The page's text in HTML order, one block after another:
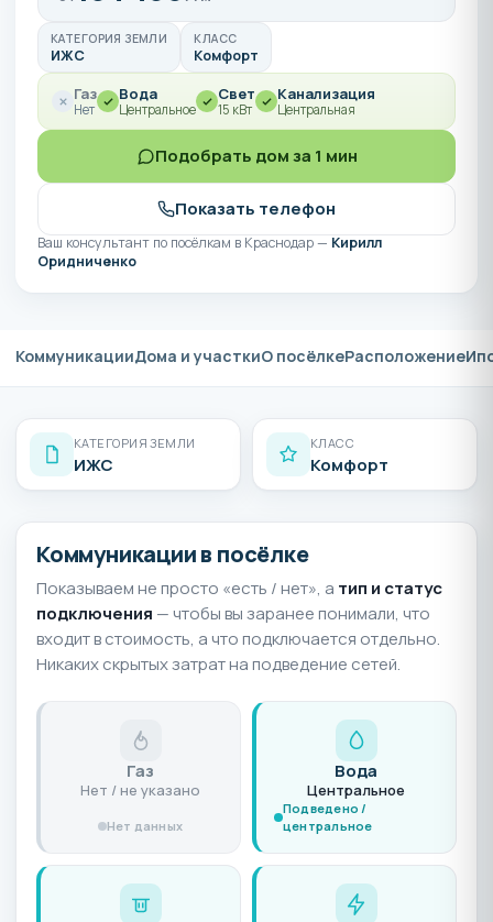
КАТЕГОРИЯ ЗЕМЛИ
ИЖС
КЛАСС
Комфорт
Газ
Нет
Вода
Центральное
Свет
15 кВт
Канализация
Центральная
Подобрать дом за 1 мин
Показать телефон
Ваш консультант по посёлкам в Краснодар — Кирилл
Оридниченко
КоммуникацииДома и участкиО посёлкеРасположение
КАТЕГОРИЯ ЗЕМЛИ
ИЖС
КЛАСС
Комфорт
Коммуникации в посёлке
Показываем не просто «есть / нет», а тип и статус
подключения — чтобы вы заранее понимали, что
входит в стоимость, а что подключается отдельно.
Никаких скрытых затрат на подведение сетей.
Газ
Нет / не указано
Нет данных
Вода
Центральное
Подведено /
центральное